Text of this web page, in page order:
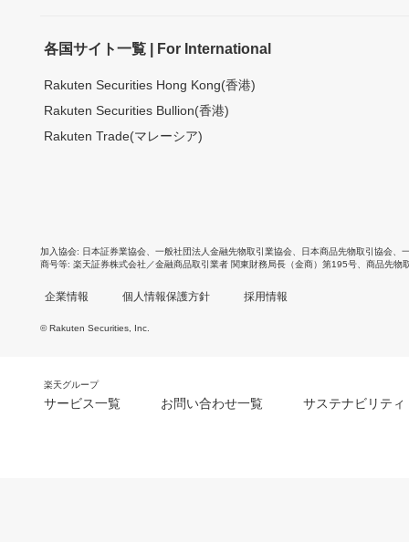
各国サイト一覧 | For International
Rakuten Securities Hong Kong(香港)
Rakuten Securities Bullion(香港)
Rakuten Trade(マレーシア)
加入協会 日本証券業協会 一般社団法人金融先物取引業協会 日本商品先物取引協会
商号等 楽天証券株式会社／金融商品取引業者 関東財務局長（金商）第195号、商品先物
企業情報 個人情報保護方針 採用情報
© Rakuten Securities, Inc.
楽天グループ
サービス一覧 お問い合わせ一覧 サステナビリティ